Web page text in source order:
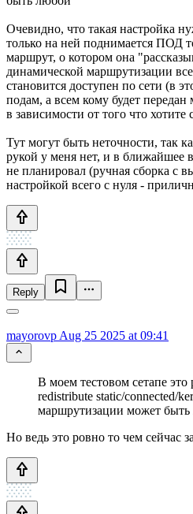
Очевидно, что такая настройка
только на ней поднимается ПОД
маршрут, о котором она
динамической маршрутизации
становится доступен по сети (в
подам, а всем кому будет
в зависимости от того что хотите
Тут могут быть неточности, так
рукой у меня нет, и в ближайшее
не планировал (ручная сборка с
настройкой всего с нуля -
Reply
mayorovp Aug 25 2025 at 09:41
В моем тестовом сетапе это
redistribute static/connected/
маршрутизации может
Но ведь это ровно то чем сейчас